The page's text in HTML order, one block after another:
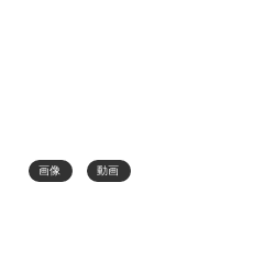
画像 動画